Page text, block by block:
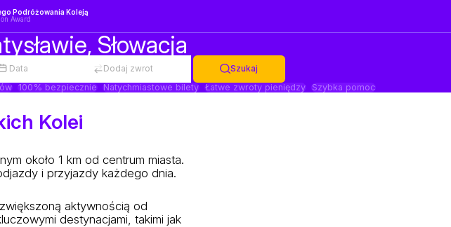
Podróżowania Koleją
Award
Słowacja
Data Dodaj zwrot
Szukaj
100% bezpiecznie Natychmiastowe bilety Łatwe zwroty pieniędzy Szybka pomoc
Kolei
około 1 km od centrum miasta.
i przyjazdy każdego dnia.
aktywnością od
destynacjami, takimi jak